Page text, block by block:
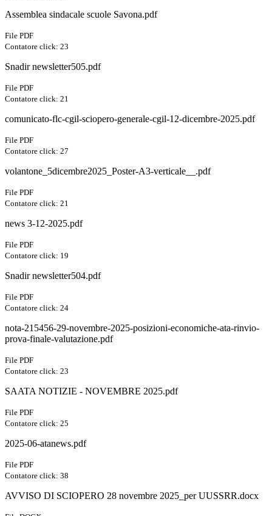
Assemblea sindacale scuole Savona.pdf
File PDF
Contatore click: 23
Snadir newsletter505.pdf
File PDF
Contatore click: 21
comunicato-flc-cgil-sciopero-generale-cgil-12-dicembre-2025.pdf
File PDF
Contatore click: 27
volantone_5dicembre2025_Poster-A3-verticale__.pdf
File PDF
Contatore click: 21
news 3-12-2025.pdf
File PDF
Contatore click: 19
Snadir newsletter504.pdf
File PDF
Contatore click: 24
nota-215456-29-novembre-2025-posizioni-economiche-ata-rinvio-
prova-finale-valutazione.pdf
File PDF
Contatore click: 23
SAATA NOTIZIE - NOVEMBRE 2025.pdf
File PDF
Contatore click: 25
2025-06-atanews.pdf
File PDF
Contatore click: 38
AVVISO DI SCIOPERO 28 novembre 2025_per UUSSRR.docx